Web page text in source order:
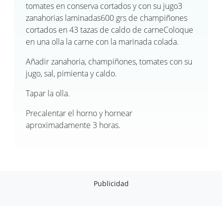
tomates en conserva cortados y con su jugo3
zanahorias laminadas600 grs de champiñones
cortados en 43 tazas de caldo de carneColoque
en una olla la carne con la marinada colada.
Añadir zanahoria, champiñones, tomates con su
jugo, sal, pimienta y caldo.
Tapar la olla.
Precalentar el horno y hornear
aproximadamente 3 horas.
Publicidad